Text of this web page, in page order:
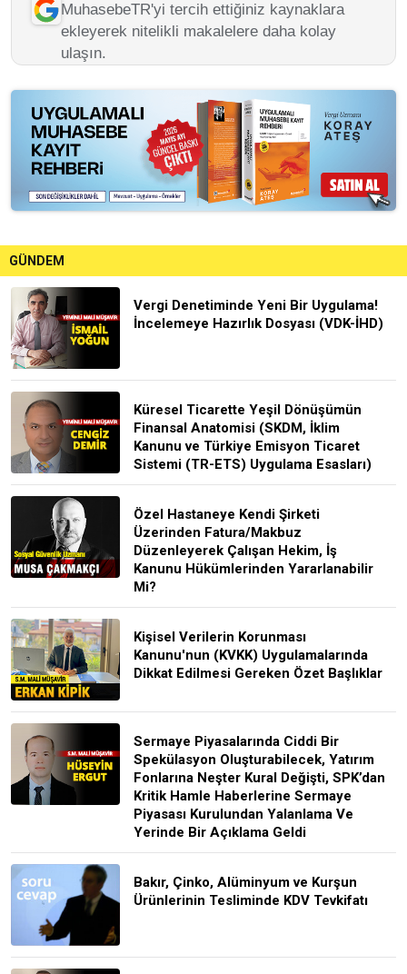
MuhasebeTR'yi tercih ettiğiniz kaynaklara
ekleyerek nitelikli makalelere daha kolay
ulaşın.
GÜNDEM
Vergi Denetiminde Yeni Bir Uygulama!
İncelemeye Hazırlık Dosyası (VDK-İHD)
Küresel Ticarette Yeşil Dönüşümün
Finansal Anatomisi (SKDM, İklim
Kanunu ve Türkiye Emisyon Ticaret
Sistemi (TR-ETS) Uygulama Esasları)
Özel Hastaneye Kendi Şirketi
Üzerinden Fatura/Makbuz
Düzenleyerek Çalışan Hekim, İş
Kanunu Hükümlerinden Yararlanabilir
Mi?
Kişisel Verilerin Korunması
Kanunu'nun (KVKK) Uygulamalarında
Dikkat Edilmesi Gereken Özet Başlıklar
Sermaye Piyasalarında Ciddi Bir
Spekülasyon Oluşturabilecek, Yatırım
Fonlarına Neşter Kural Değişti, SPK’dan
Kritik Hamle Haberlerine Sermaye
Piyasası Kurulundan Yalanlama Ve
Yerinde Bir Açıklama Geldi
Bakır, Çinko, Alüminyum ve Kurşun
Ürünlerinin Tesliminde KDV Tevkifatı